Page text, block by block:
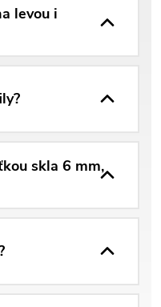
levou i
skla 6 mm,